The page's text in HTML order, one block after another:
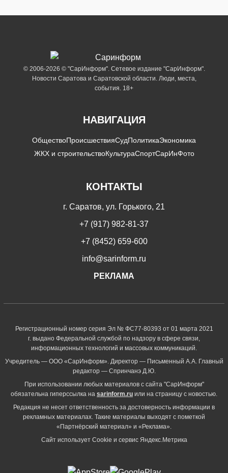
© 2006-2026 © "СарИнформ". Сетевое издание "СарИнформ".
Новости Саратова и Саратовской области. Люди, места,
события. 18+
НАВИГАЦИЯ
ОбществоПроисшествияСудПолитикаЭкономика
ЖКХ и строительствоКультураСпортСарИнФото
КОНТАКТЫ
г. Саратов, ул. Горького, 21
+7 (917) 982-81-37
+7 (8452) 659-600
info@sarinform.ru
РЕКЛАМА
Регистрационный номер серия Эл № ФС77-80393 от 01 марта 2021
г. выдано Федеральной службой по надзору в сфере связи,
информационных технологий и массовых коммуникаций.
Учредитель — ООО «СарИнформ». Директор — Письменный А.А. Главный
редактор — Спринчанэ Д.Ю.
При использовании любых материалов с сайта "СарИнформ"
обязательна гиперссылка на sarinform.ru или на страницу с новостью.
Редакция не несет ответственность за достоверность информации в
рекламных материалах. Такие материалы выходят с пометкой
«Партнёрский материал» и «Реклама».
Сайт использует Cookie и сервиc Яндекс.Метрика